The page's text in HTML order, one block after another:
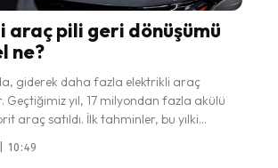
araç pili geri dönüşümü
ne?
giderek daha fazla elektrikli araç
Geçtiğimiz yıl, 17 milyondan fazla akülü
araç satıldı. İlk tahminler, bu yılki...
10:49